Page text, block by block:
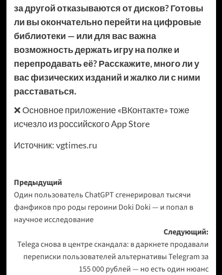
за другой отказываются от дисков? Готовы
ли вы окончательно перейти на цифровые
библиотеки — или для вас важна
возможность держать игру на полке и
перепродавать её? Расскажите, много ли у
вас физических изданий и жалко ли с ними
расставаться.
❌ Основное приложение «ВКонтакте» тоже
исчезло из российского App Store
Источник:vgtimes.ru
Навигация
записи
Предыдущий
Один пользователь ChatGPT сгенерировал тысячи
фанфиков про роды героини Doki Doki — и попал в
научное исследование
Следующий:
Telega снова в центре скандала: в даркнете продавали
переписки пользователей альтернативы Telegram за
155 000 рублей — но есть один нюанс